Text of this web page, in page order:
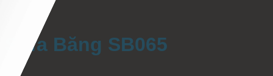
Sofa Băng SB065